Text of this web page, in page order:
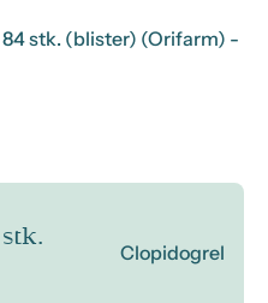
stk. (blister) (Orifarm) -
Clopidogrel